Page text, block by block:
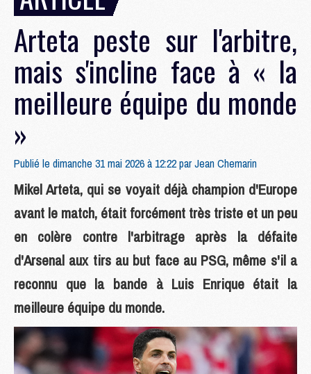
Arteta peste sur l'arbitre,
mais s'incline face à « la
meilleure équipe du monde
»
Publié le dimanche 31 mai 2026 à 12:22 parJean Chemarin
Mikel Arteta, qui se voyait déjà champion d'Europe
avant le match, était forcément très triste et un peu
en colère contre l'arbitrage après la défaite
d'Arsenal aux tirs au but face au PSG, même s'il a
reconnu que la bande à Luis Enrique était la
meilleure équipe du monde.